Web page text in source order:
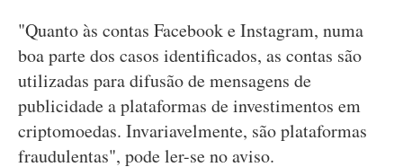
"Quanto às contas Facebook e Instagram, numa
boa parte dos casos identificados, as contas são
utilizadas para difusão de mensagens de
publicidade a plataformas de investimentos em
criptomoedas. Invariavelmente, são plataformas
fraudulentas", pode ler-se no aviso.